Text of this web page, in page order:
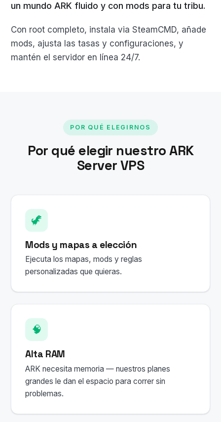
un mundo ARK fluido y con mods para tu tribu.
Con root completo, instala via SteamCMD, añade
mods, ajusta las tasas y configuraciones, y
mantén el servidor en línea 24/7.
POR QUÉ ELEGIRNOS
Por qué elegir nuestro ARK
Server VPS
🦖
Mods y mapas a elección
Ejecuta los mapas, mods y reglas
personalizadas que quieras.
🧠
Alta RAM
ARK necesita memoria — nuestros planes
grandes le dan el espacio para correr sin
problemas.